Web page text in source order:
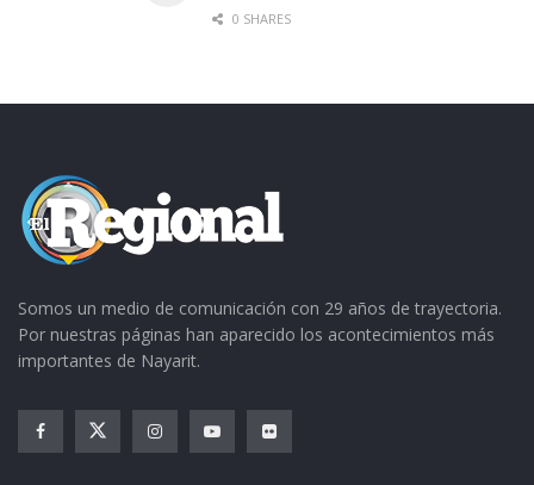
0 SHARES
Somos un medio de comunicación con 29 años de trayectoria.
Por nuestras páginas han aparecido los acontecimientos más
importantes de Nayarit.